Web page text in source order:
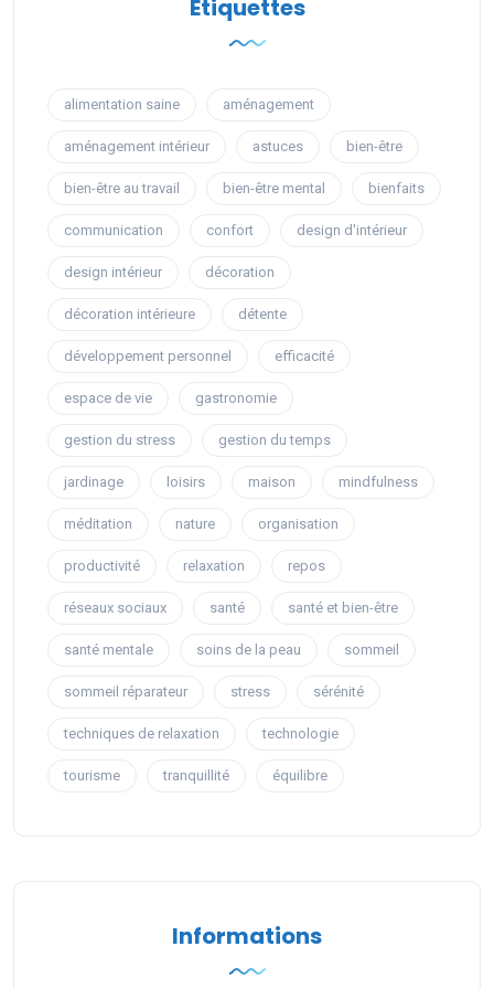
Étiquettes
alimentation saine aménagement
aménagement intérieur astuces bien-être
bien-être au travail bien-être mental bienfaits
communication confort design d'intérieur
design intérieur décoration
décoration intérieure détente
développement personnel efficacité
espace de vie gastronomie
gestion du stress gestion du temps
jardinage loisirs maison mindfulness
méditation nature organisation
productivité relaxation repos
réseaux sociaux santé santé et bien-être
santé mentale soins de la peau sommeil
sommeil réparateur stress sérénité
techniques de relaxation technologie
tourisme tranquillité équilibre
Informations